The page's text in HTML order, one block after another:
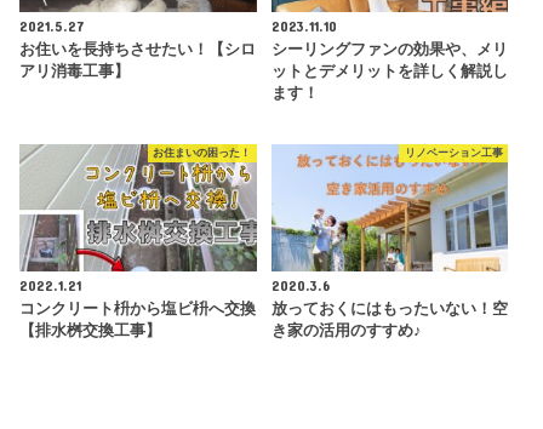
2021.5.27
お住いを長持ちさせたい！【シロ
アリ消毒工事】
2023.11.10
シーリングファンの効果や、メリ
ットとデメリットを詳しく解説し
ます！
お住まいの困った！
2022.1.21
コンクリート枡から塩ビ枡へ交換
【排水桝交換工事】
リノベーション工事
2020.3.6
放っておくにはもったいない！空
き家の活用のすすめ♪